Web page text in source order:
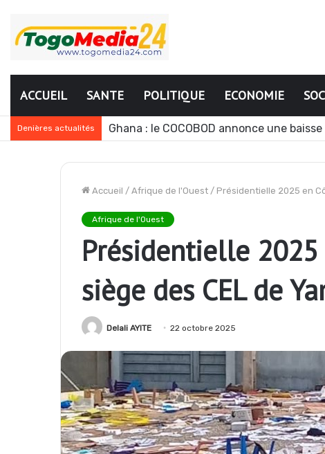
ACCUEIL SANTE POLITIQUE ECONOMIE
Denières actualités Ghana : le COCOBOD annonce une
Accueil / Afrique de l'Ouest / Présidentielle 2025 en
Afrique de l'Ouest
Présidentielle
siège des CEL de
Delali AYITE 22 octobre 2025